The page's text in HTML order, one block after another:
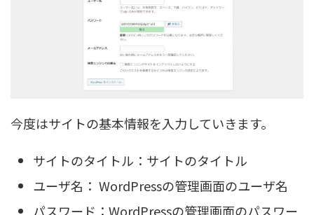
今度はサイトの基本情報を入力していきます。
サイトのタイトル：サイトのタイトル
ユーザ名： WordPressの管理画面のユーザ名
パスワード：WordPressの管理画面のパスワー